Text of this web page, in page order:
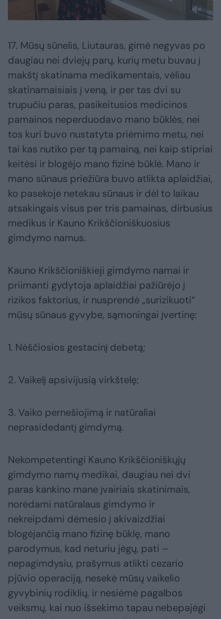
17. Mūsų sūnelis, Liutauras, gimė negyvas po
daugiau nei dviejų parų, kurių metu buvau į
makštį skatinama medikamentais, vėliau
skatinamaisiais į veną, ir per tas dvi su
trupučiu paras, pasikeitusios medicinos
pamainos neperduodavo mano būklės, nei
tos kuri buvo nustatyta priėmimo metu, nei
tai kas nutiko per tą pamainą, nei kaip stipriai
keitėsi ir blogėjo mano fizinė būklė. Mano ir
mano sūnaus priežiūra buvo atlikta aplaidžiai,
ko pasekoje netekau sūnaus ir dėl to laikau
atsakingais visus per tris pamainas, dirbusius
medikus ir Kauno Krikščioniškuosius
gimdymo namus.
Kauno Krikščioniškieji gimdymo namai ir
priimanti gydytoja aplaidžiai pažiūrėjo į
rizikos faktorius, ir nusprendė „surizikuoti“
mūsų sūnaus gyvybe, sąmoningai įvertinę:
1. Nėščiosios gestacinį debetą;
2. Vaikelį apsivijusią virkštelę;
3. Vaiko pernešiojimą ir natūraliai
neprasidedantį gimdymą.
Nekompetentingi Kauno Krikščioniškųjų
gimdymo namų medikai, daugiau nei dvi
paras kankino mane įvairiais skatinimais,
norėdami natūralaus gimdymo ir
nekreipdami dėmesio į akivaizdžiai
blogėjančią mano fizinę būklę, mano
parodymus, kad neturiu jėgų, pati –
nepagimdysiu, prašymus atlikti cezario
pjūvio operaciją, nesekė mūsų vaikelio
gyvybinių rodiklių, ir nesiėmė pagalbos
veiksmų, kai nuo išsekimo tapau nebepajėgi